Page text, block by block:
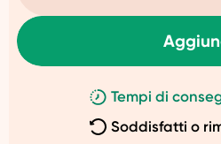
Tempi di
Soddisfatti o